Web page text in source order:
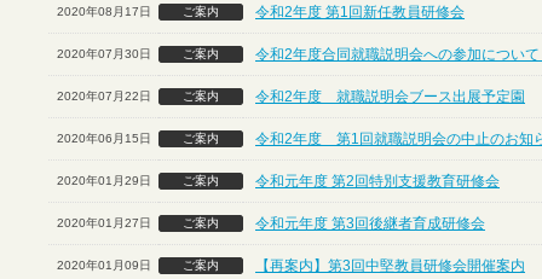
2020年08月17日 ご案内 令和2年度 第1回新任教員研修会
2020年07月30日 ご案内 令和2年度合同就職説明会への参加につい
2020年07月22日 ご案内 令和2年度 就職説明会ブース出展予定園
2020年06月15日 ご案内 令和2年度 第1回就職説明会の中止のお知
2020年01月29日 ご案内 令和元年度 第2回特別支援教育研修会
2020年01月27日 ご案内 令和元年度 第3回後継者育成研修会
2020年01月09日 ご案内 【再案内】第3回中堅教員研修会開催案内